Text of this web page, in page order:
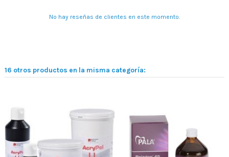
No hay reseñas de clientes en este momento.
16 otros productos en la misma categoría: